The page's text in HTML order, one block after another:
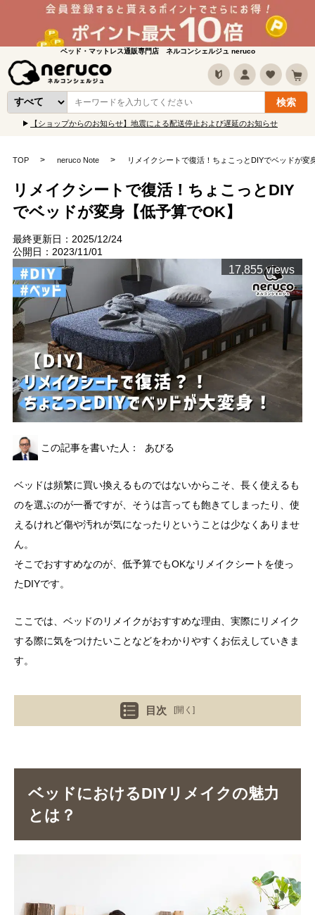
ベッド・マットレス通販専門店 ネルコンシェルジュ neruco
【ショップからのお知らせ】地震による配送停止および遅延のお知らせ
TOP neruco Note リメイクシートで復活！ちょこっとDIYでベッドが変
リメイクシートで復活！ちょこっとDIY
でベッドが変身【低予算でOK】
最終更新日：2025/12/24
公開日：2023/11/01
17,855 views
この記事を書いた人： あびる
ベッドは頻繁に買い換えるものではないからこそ、長く使えるも
のを選ぶのが一番ですが、そうは言っても飽きてしまったり、使
えるけれど傷や汚れが気になったりということは少なくありませ
ん。
そこでおすすめなのが、低予算でもOKなリメイクシートを使っ
たDIYです。
ここでは、ベッドのリメイクがおすすめな理由、実際にリメイク
する際に気をつけたいことなどをわかりやすくお伝えしていきま
す。
目次 [開く]
ベッドにおけるDIYリメイクの魅力
とは？